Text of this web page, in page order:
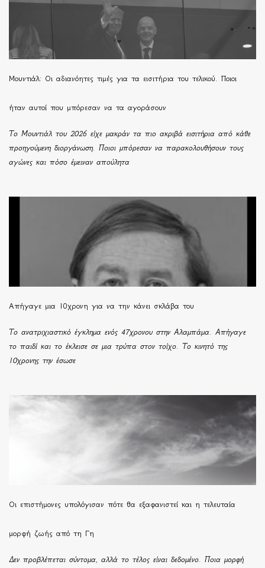
Μουντιάλ: Οι αδιανόητες τιμές για τα εισιτήρια του τελικού. Ποιοι
ήταν αυτοί που μπόρεσαν να τα αγοράσουν
Το Μουντιάλ του 2026 είχε μακράν τα πιο ακριβά εισιτήρια από κάθε
προηγούμενη διοργάνωση. Ποιοι μπόρεσαν να παρακολουθήσουν τους
αγώνες και πόσο έμειναν απούλητα
Απήγαγε μια 10χρονη για να την κάνει σκλάβα του
Το ανατριχιαστικό έγκλημα ενός 47χρονου στην Αλαμπάμα. Απήγαγε
το παιδί και το έκλεισε σε μια τρύπα στον τοίχο. Το κινητό της
10χρονης την έσωσε
Οι επιστήμονες υπολόγισαν πότε θα εξαφανιστεί και η τελευταία
μορφή ζωής από τη Γη
Δεν προβλέπεται σύντομα, αλλά το τέλος είναι δεδομένο. Ποια μορφή